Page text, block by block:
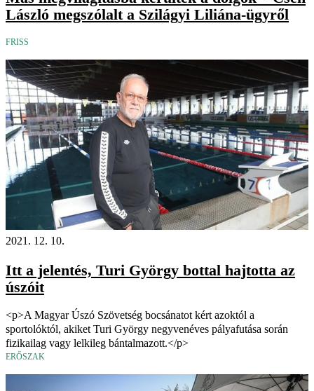
László megszólalt a Szilágyi Liliána-ügyről
FRISS
2021. 12. 10.
Itt a jelentés, Turi György bottal hajtotta az
úszóit
<p>A Magyar Úszó Szövetség bocsánatot kért azoktól a
sportolóktól, akiket Turi György negyvenéves pályafutása során
fizikailag vagy lelkileg bántalmazott.</p>
ERŐSZAK